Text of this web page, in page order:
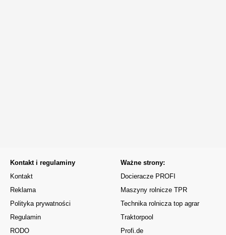
Kontakt i regulaminy
Kontakt
Reklama
Polityka prywatności
Regulamin
RODO
Ważne strony:
Docieracze PROFI
Maszyny rolnicze TPR
Technika rolnicza top agrar
Traktorpool
Profi.de